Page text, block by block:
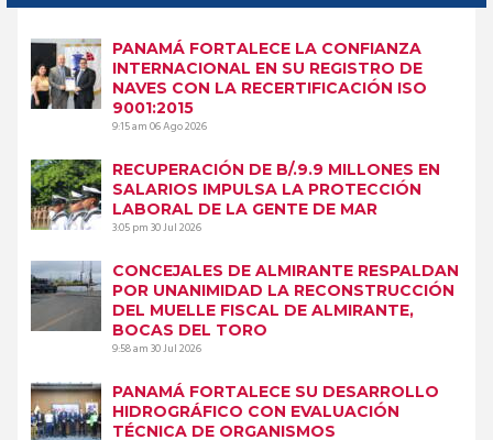
PANAMÁ FORTALECE LA CONFIANZA
INTERNACIONAL EN SU REGISTRO DE
NAVES CON LA RECERTIFICACIÓN ISO
9001:2015
9:15 am06 Ago 2026
RECUPERACIÓN DE B/.9.9 MILLONES EN
SALARIOS IMPULSA LA PROTECCIÓN
LABORAL DE LA GENTE DE MAR
3:05 pm30 Jul 2026
CONCEJALES DE ALMIRANTE RESPALDAN
POR UNANIMIDAD LA RECONSTRUCCIÓN
DEL MUELLE FISCAL DE ALMIRANTE,
BOCAS DEL TORO
9:58 am30 Jul 2026
PANAMÁ FORTALECE SU DESARROLLO
HIDROGRÁFICO CON EVALUACIÓN
TÉCNICA DE ORGANISMOS